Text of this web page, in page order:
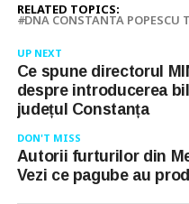
RELATED TOPICS:
DNA CONSTANTA POPESCU
UP NEXT
Ce spune directorul
despre introducerea
județul Constanța
DON'T MISS
Autorii furturilor din
Vezi ce pagube au